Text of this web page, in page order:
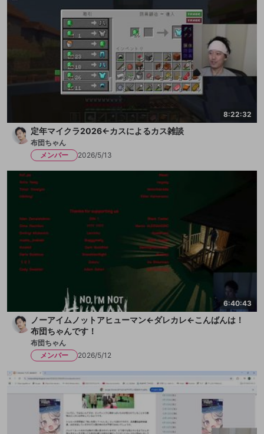
8:22:32
定年マイクラ2026←カスによるカス雑談
布団ちゃん
メンバー
2026/5/13
6:40:43
ノーアイムノットアヒューマン←ダレカレ←こんばんは！
布団ちゃんです！
布団ちゃん
メンバー
2026/5/12